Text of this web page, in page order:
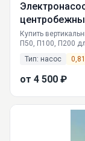
Купить
П50, П100, П200
поставка в РФ.
Тип: насос
от 4 500 ₽